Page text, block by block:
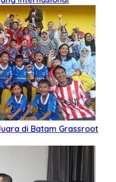
di Batam Grassroot